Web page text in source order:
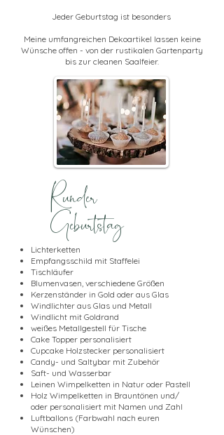
Jeder Geburtstag ist besonders
Meine umfangreichen Dekoartikel lassen keine
Wünsche offen - von der rustikalen Gartenparty
bis zur cleanen Saalfeier.
Lichterketten
Empfangsschild mit Staffelei
Tischläufer
Blumenvasen, verschiedene Größen
Kerzenständer in Gold oder aus Glas
Windlichter aus Glas und Metall
Windlicht mit Goldrand
weißes Metallgestell für Tische
Cake Topper personalisiert
Cupcake Holzstecker personalisiert
Candy- und Saltybar mit Zubehör
Saft- und Wasserbar
Leinen Wimpelketten in Natur oder Pastell
Holz Wimpelketten in Brauntönen und/
oder personalisiert mit Namen und Zahl
Luftballons (Farbwahl nach euren
Wünschen)
Runder
Geburtstag